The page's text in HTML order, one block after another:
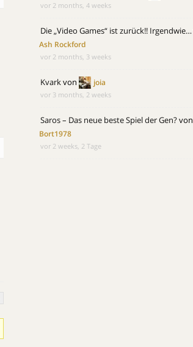
vor 2 months, 4 weeks
Die „Video Games“ ist zurück!! Irgendwie…
Ash Rockford
vor 2 months, 3 weeks
Kvarkvon joia
vor 3 months, 2 weeks
Saros – Das neue beste Spiel der Gen?von
Bort1978
vor 2 weeks, 2 Tage